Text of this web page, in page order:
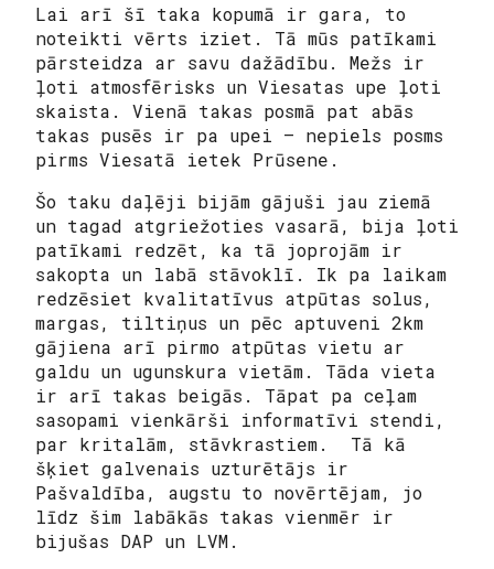
Lai arī šī taka kopumā ir gara, to
noteikti vērts iziet. Tā mūs patīkami
pārsteidza ar savu dažādību. Mežs ir
ļoti atmosfērisks un Viesatas upe ļoti
skaista. Vienā takas posmā pat abās
takas pusēs ir pa upei — nepiels posms
pirms Viesatā ietek Prūsene.
Šo taku daļēji bijām gājuši jau ziemā
un tagad atgriežoties vasarā, bija ļoti
patīkami redzēt, ka tā joprojām ir
sakopta un labā stāvoklī. Ik pa laikam
redzēsiet kvalitatīvus atpūtas solus,
margas, tiltiņus un pēc aptuveni 2km
gājiena arī pirmo atpūtas vietu ar
galdu un ugunskura vietām. Tāda vieta
ir arī takas beigās. Tāpat pa ceļam
sasopami vienkārši informatīvi stendi,
par kritalām, stāvkrastiem. Tā kā
šķiet galvenais uzturētājs ir
Pašvaldība, augstu to novērtējam, jo
līdz šim labākās takas vienmēr ir
bijušas DAP un LVM.